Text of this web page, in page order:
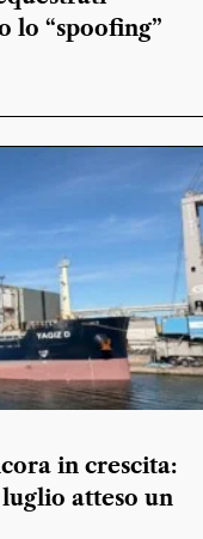
lo “spoofing”
in crescita:
luglio atteso un